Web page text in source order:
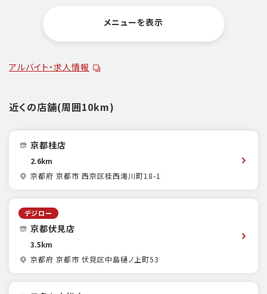
メニューを表示
アルバイト・求人情報
近くの店舗(周囲10km)
京都桂店
2.6km
京都府 京都市 西京区桂西滝川町18-1
デジロー
京都伏見店
3.5km
京都府 京都市 伏見区中島樋ノ上町53